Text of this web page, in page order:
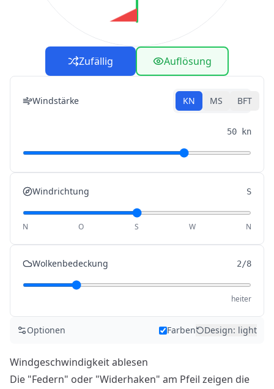
Zufällig Auflösung
Windstärke KN MS BFT
50 kn
Windrichtung S
N O S W N
Wolkenbedeckung 2/8
heiter
Optionen Farben Design: light
Windgeschwindigkeit ablesen
Die "Federn" oder "Widerhaken" am Pfeil zeigen die